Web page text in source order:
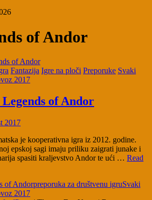
of Andor
Fantazija Igre na ploči Preporuke Svaki
2017
of Andor
2017
je kooperativna igra iz 2012. godine.
epskoj sagi imaju priliku zaigrati junake i
spasiti kraljevstvo Andor te ući … Read
of Andorpreporuka za društvenu igruSvaki
2017